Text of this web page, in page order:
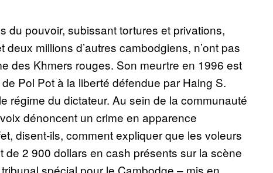
du pouvoir, subissant tortures et privations,
millions d’autres cambodgiens, n’ont pas
des Khmers rouges. Son meurtre en 1996 est
Pol Pot à la liberté défendue par Haing S.
régime du dictateur. Au sein de la communauté
dénoncent un crime en apparence
disent-ils, comment expliquer que les voleurs
2 900 dollars en cash présents sur la scène